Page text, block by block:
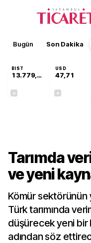
Bugün Son Dakika
BIST
13.779,39
USD
47,71
Tarımda
ve yeni
Kömür sektörünün
Türk tarımında
düşürecek yeni
adından söz